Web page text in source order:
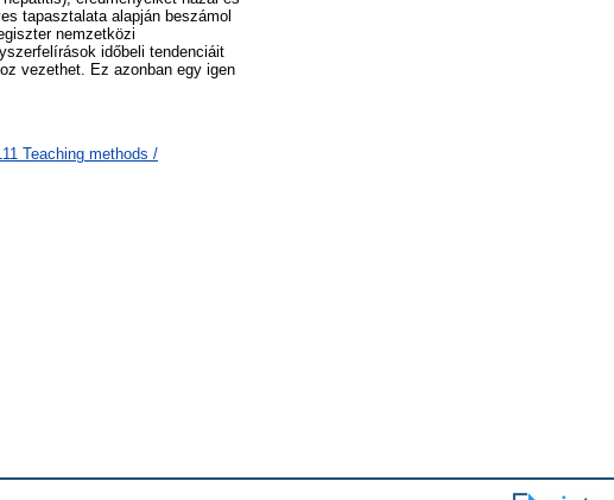
tapasztalata alapján beszámol
nemzetközi
időbeli tendenciáit
vezethet. Ez azonban egy igen
Teaching methods /